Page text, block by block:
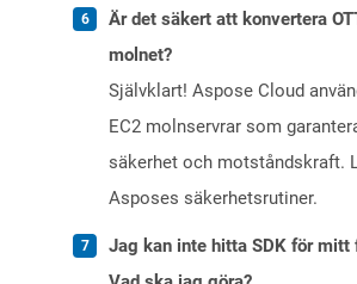
Är det säkert att konvertera
molnet?
Självklart! Aspose Cloud
EC2 molnservrar som
säkerhet och motståndskraft.
Asposes säkerhetsrutiner.
Jag kan inte hitta SDK för mitt